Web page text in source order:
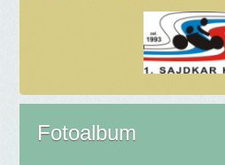
Fotoalbum